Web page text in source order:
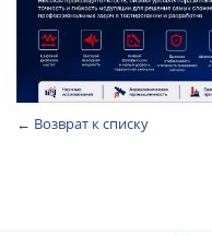
← Возврат к списку